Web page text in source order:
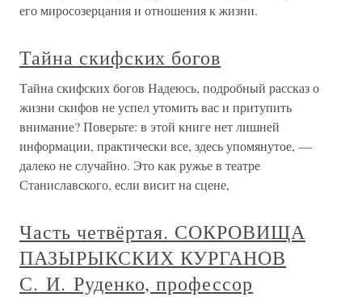
его миросозерцания и отношения к жизни.
Тайна скифских богов
Тайна скифских богов Надеюсь, подробный рассказ о
жизни скифов не успел утомить вас и притупить
внимание? Поверьте: в этой книге нет лишней
информации, практически все, здесь упомянутое, —
далеко не случайно. Это как ружье в театре
Станиславского, если висит на сцене,
Часть четвёртая. СОКРОВИЩА
ПАЗЫРЫКСКИХ КУРГАНОВ
С. И. Руденко, профессор